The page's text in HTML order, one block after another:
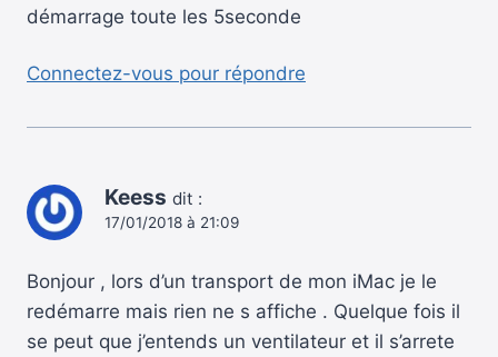
démarrage toute les 5seconde
Connectez-vous pour répondre
Keess dit :
17/01/2018 à 21:09
Bonjour , lors d’un transport de mon iMac je le
redémarre mais rien ne s affiche . Quelque fois il
se peut que j’entends un ventilateur et il s’arrete